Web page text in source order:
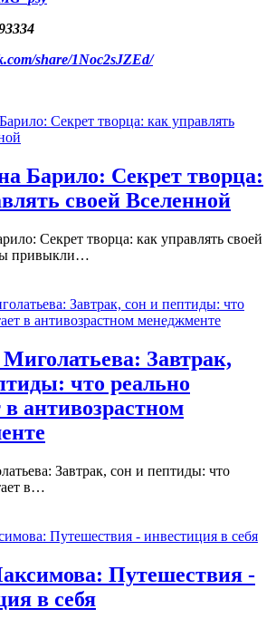
share/1Noc2sJZEd/
Барило: Секрет творца:
своей Вселенной
Секрет творца: как управлять своей
привыкли…
Завтрак,
что реально
в антивозрастном
Завтрак, сон и пептиды: что
в…
Путешествия -
в себя